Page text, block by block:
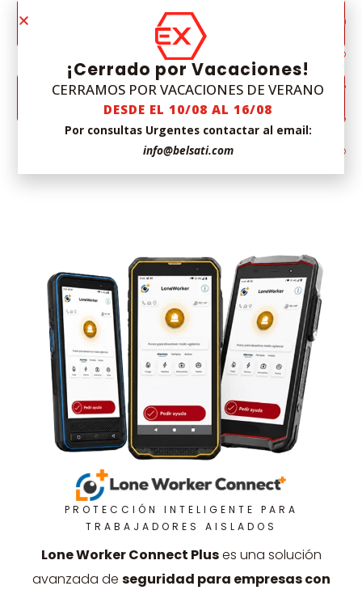
ANZEx IS530.M1
PROTECCIÓN INTELIGENTE PARA
TRABAJADORES AISLADOS
Lone Worker Connect Pluses una solución
avanzada de seguridad para empresas con
¡Cerrado por Vacaciones!
CERRAMOS POR VACACIONES DE VERANO
DESDE EL 10/08 AL 16/08
Por consultas Urgentes contactar al email:
info@belsati.com